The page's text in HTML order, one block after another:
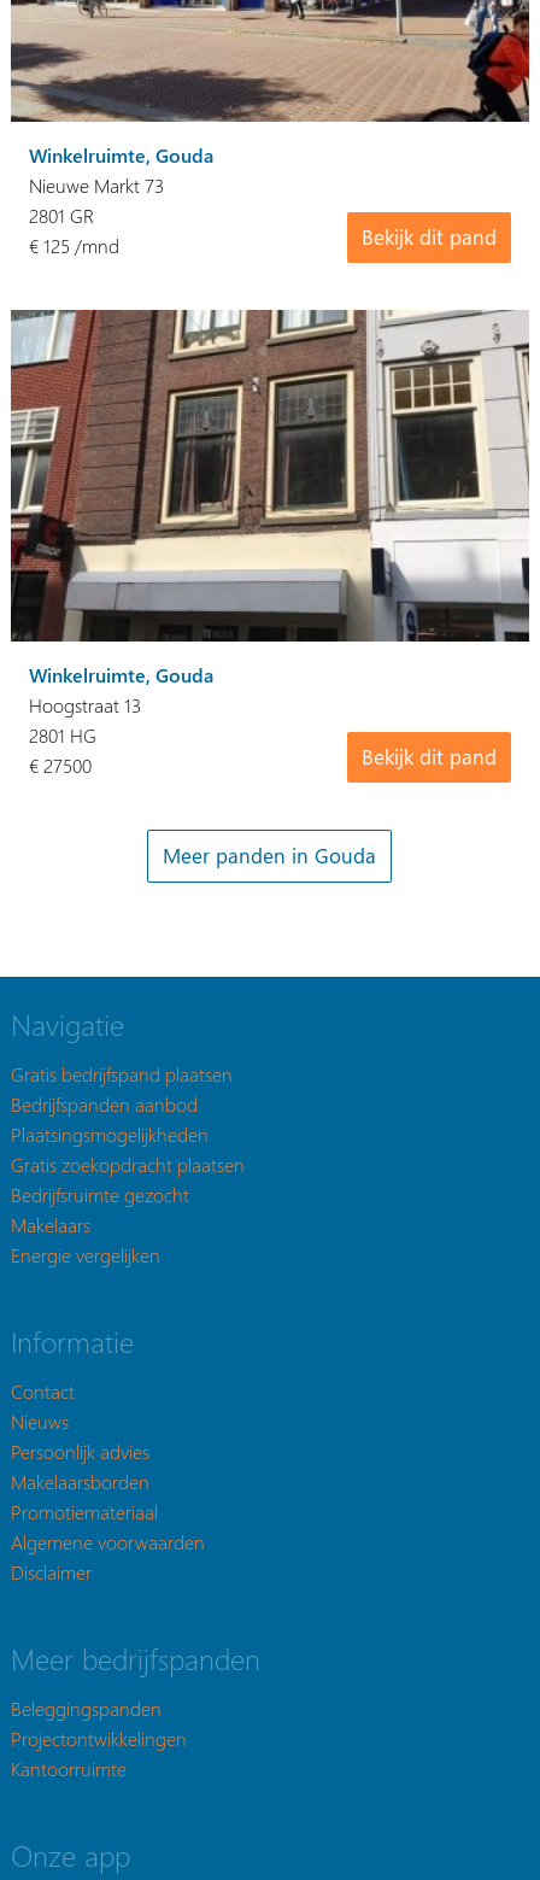
Winkelruimte, Gouda
Nieuwe Markt 73
Bekijk dit pand
2801 GR
€ 125 /mnd
Winkelruimte, Gouda
Hoogstraat 13
Bekijk dit pand
2801 HG
€ 27500
Meer panden in Gouda
Navigatie
Gratis bedrijfspand plaatsen
Bedrijfspanden aanbod
Plaatsingsmogelijkheden
Gratis zoekopdracht plaatsen
Bedrijfsruimte gezocht
Makelaars
Energie vergelijken
Informatie
Contact
Nieuws
Persoonlijk advies
Makelaarsborden
Promotiemateriaal
Algemene voorwaarden
Disclaimer
Meer bedrijfspanden
Beleggingspanden
Projectontwikkelingen
Kantoorruimte
Onze app